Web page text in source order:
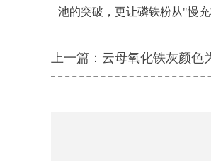
池的突破，更让磷铁粉从"慢
上一篇： 云母氧化铁灰颜色